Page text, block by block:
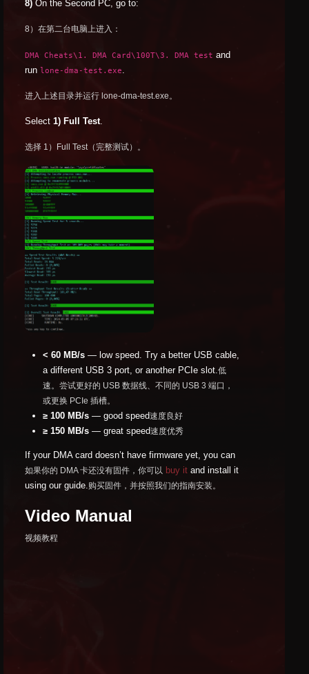
8) On the Second PC, go to:
8）在第二台电脑上进入：
DMA Cheats\1. DMA Card\100T\3. DMA test and
run lone-dma-test.exe
进入上述目录并运行 lone-dma-test.exe。
Select 1) Full Test.
选择 1）Full Test（完整测试）。
< 60 MB/s — low speed. Try a better USB cable,
a different USB 3 port, or another PCIe slot.低
速。尝试更好的 USB 数据线、不同的 USB 3 端口，
或更换 PCIe 插槽。
≥ 100 MB/s — good speed速度良好
≥ 150 MB/s — great speed速度优秀
If your DMA card doesn’t have firmware yet, you can
如果你的 DMA 卡还没有固件，你可以 buy it and install it
using our guide.购买固件，并按照我们的指南安装。
Video Manual
视频教程